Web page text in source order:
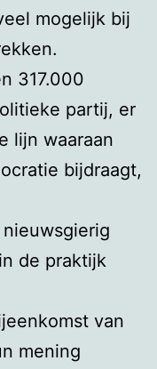
mogelijk bij
317.000
partij, er
lijn waaraan
bijdraagt,
de praktijk
van
mening